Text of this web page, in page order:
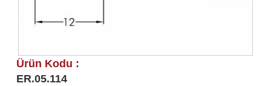
Ürün Kodu :
ER.05.114